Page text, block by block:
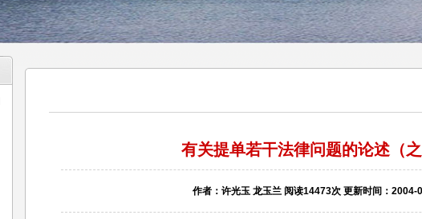
有关提单若干法律问题的论述（之
作者：许光玉 龙玉兰 阅读14473次 更新时间：2004-